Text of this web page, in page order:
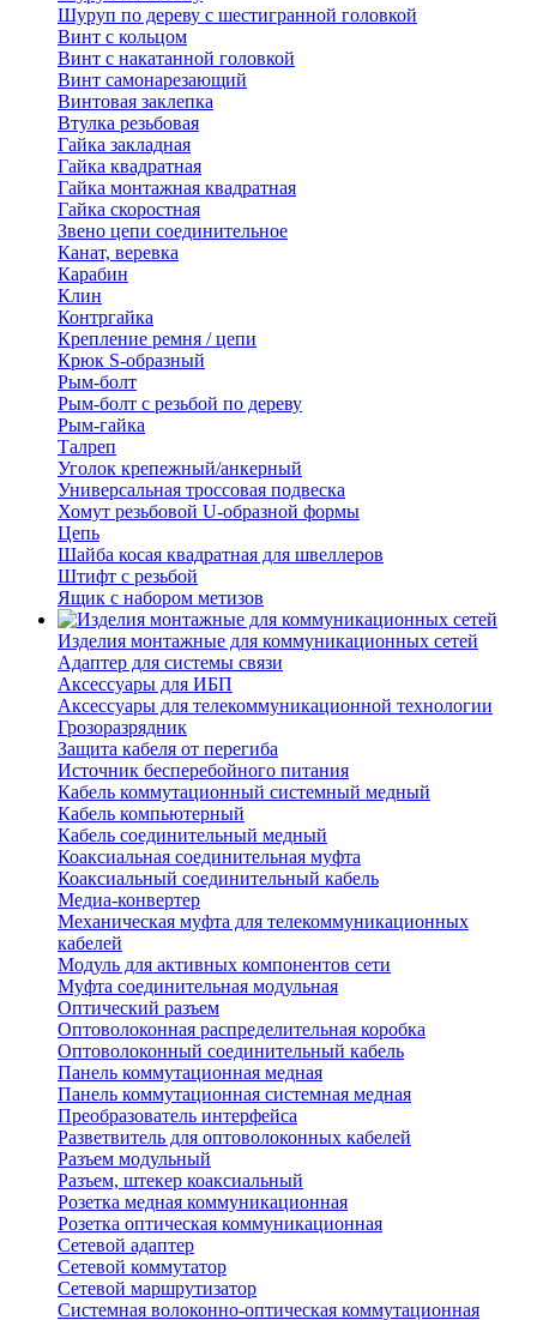
Шуруп по дереву с шестигранной головкой
Винт с кольцом
Винт с накатанной головкой
Винт самонарезающий
Винтовая заклепка
Втулка резьбовая
Гайка закладная
Гайка квадратная
Гайка монтажная квадратная
Гайка скоростная
Звено цепи соединительное
Канат, веревка
Карабин
Клин
Контргайка
Крепление ремня / цепи
Крюк S-образный
Рым-болт
Рым-болт с резьбой по дереву
Рым-гайка
Талреп
Уголок крепежный/анкерный
Универсальная троссовая подвеска
Хомут резьбовой U-образной формы
Цепь
Шайба косая квадратная для швеллеров
Штифт с резьбой
Ящик с набором метизов
Изделия монтажные для коммуникационных сетей
Адаптер для системы связи
Аксессуары для ИБП
Аксессуары для телекоммуникационной технологии
Грозоразрядник
Защита кабеля от перегиба
Источник бесперебойного питания
Кабель коммутационный системный медный
Кабель компьютерный
Кабель соединительный медный
Коаксиальная соединительная муфта
Коаксиальный соединительный кабель
Медиа-конвертер
Механическая муфта для телекоммуникационных
кабелей
Модуль для активных компонентов сети
Муфта соединительная модульная
Оптический разъем
Оптоволоконная распределительная коробка
Оптоволоконный соединительный кабель
Панель коммутационная медная
Панель коммутационная системная медная
Преобразователь интерфейса
Разветвитель для оптоволоконных кабелей
Разъем модульный
Разъем, штекер коаксиальный
Розетка медная коммуникационная
Розетка оптическая коммуникационная
Сетевой адаптер
Сетевой коммутатор
Сетевой маршрутизатор
Системная волоконно-оптическая коммутационная